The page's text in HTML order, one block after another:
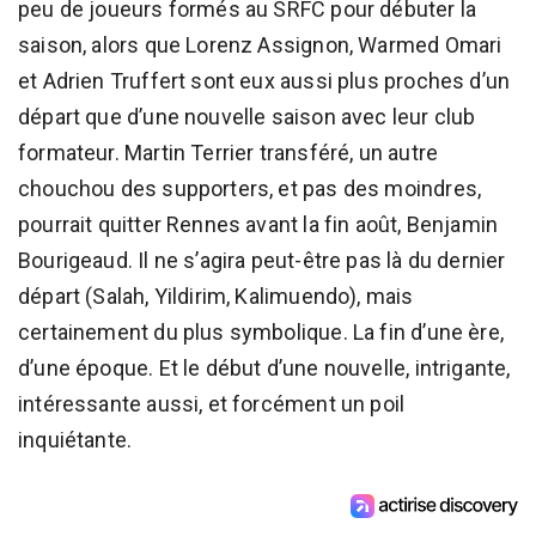
peu de joueurs formés au SRFC pour débuter la
saison, alors que Lorenz Assignon, Warmed Omari
et Adrien Truffert sont eux aussi plus proches d’un
départ que d’une nouvelle saison avec leur club
formateur. Martin Terrier transféré, un autre
chouchou des supporters, et pas des moindres,
pourrait quitter Rennes avant la fin août, Benjamin
Bourigeaud. Il ne s’agira peut-être pas là du dernier
départ (Salah, Yildirim, Kalimuendo), mais
certainement du plus symbolique. La fin d’une ère,
d’une époque. Et le début d’une nouvelle, intrigante,
intéressante aussi, et forcément un poil
inquiétante.